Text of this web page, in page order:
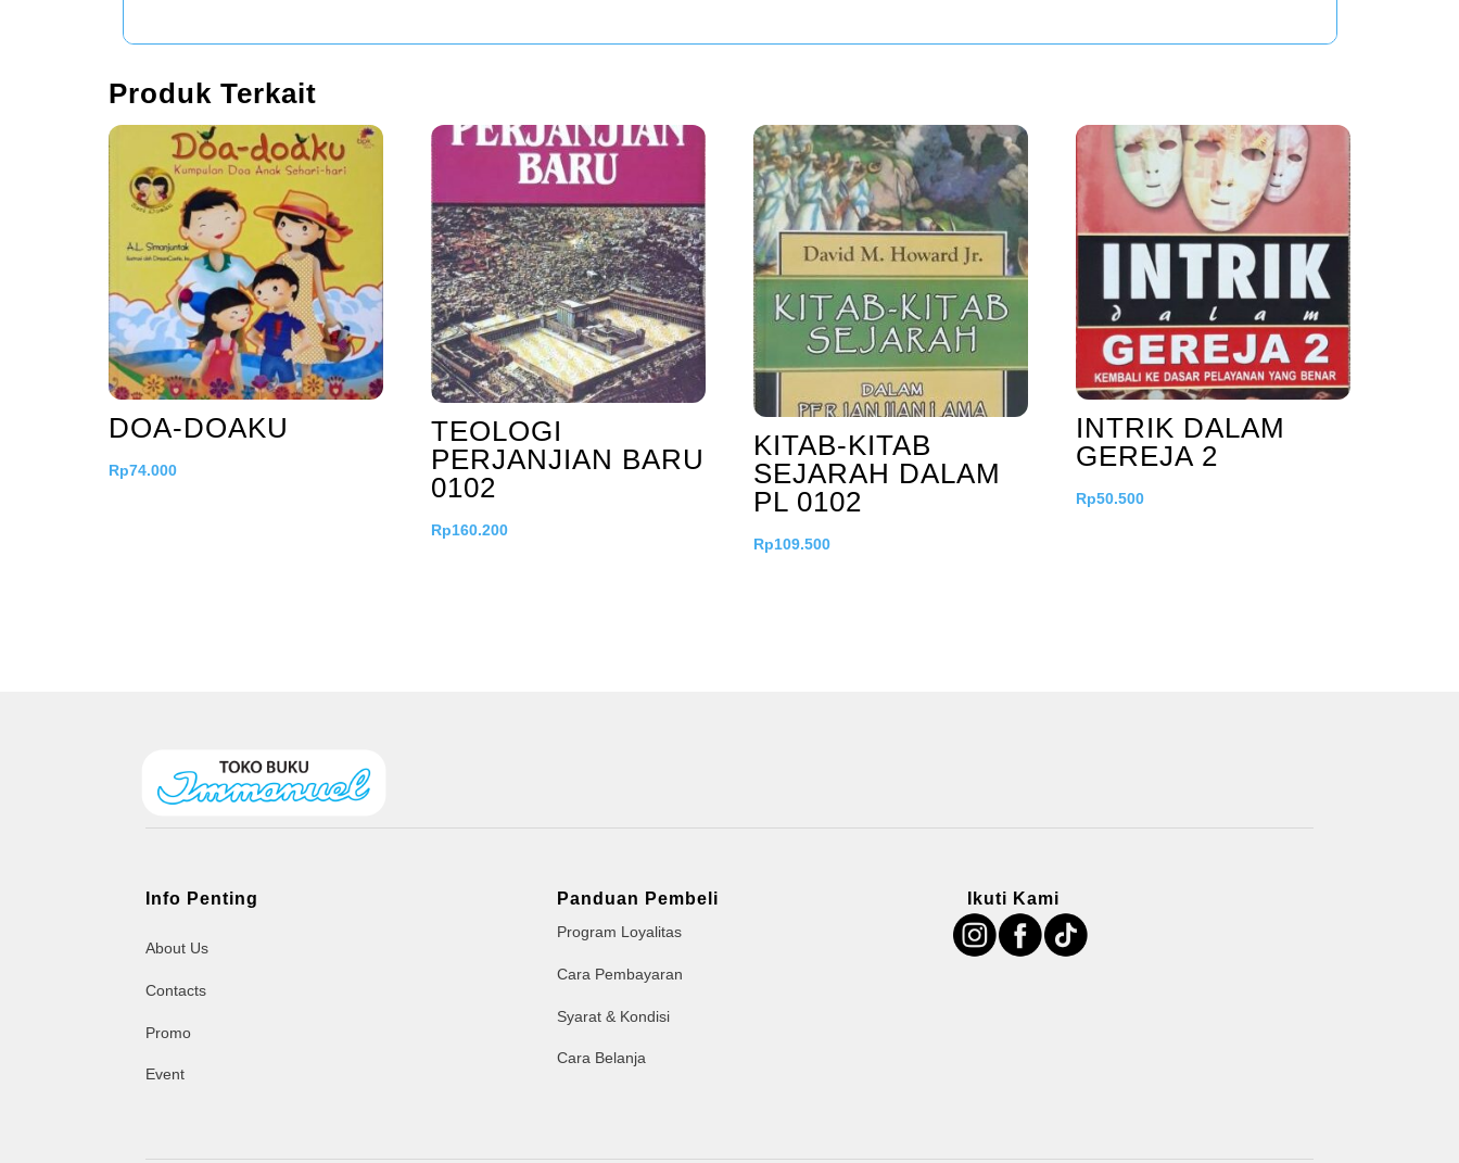
Produk Terkait
DOA-DOAKU
Rp74.000
TEOLOGI
PERJANJIAN BARU
0102
Rp160.200
KITAB-KITAB
SEJARAH DALAM
PL 0102
Rp109.500
INTRIK DALAM
GEREJA 2
Rp50.500
Info Penting
About Us
Contacts
Promo
Event
Panduan Pembeli
Program Loyalitas
Cara Pembayaran
Syarat & Kondisi
Cara Belanja
Ikuti Kami